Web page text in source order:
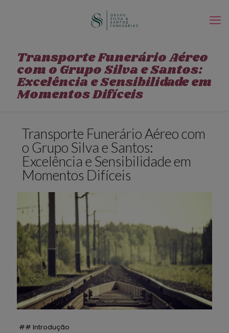
Transporte Funerário Aéreo
com o Grupo Silva e Santos:
Excelência e Sensibilidade em
Momentos Difíceis
Transporte Funerário Aéreo com
o Grupo Silva e Santos:
Excelência e Sensibilidade em
Momentos Difíceis
## Introdução